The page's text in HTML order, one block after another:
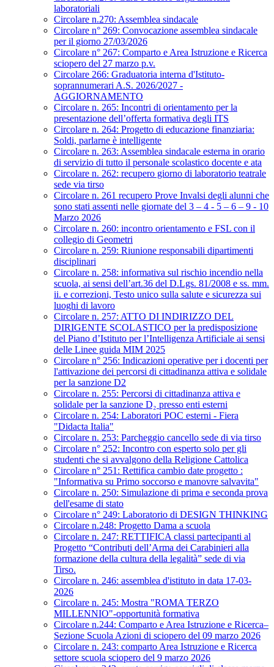
laboratoriali
Circolare n.270: Assemblea sindacale
Circolare n° 269: Convocazione assemblea sindacale
per il giorno 27/03/2026
Circolare n° 267: Comparto e Area Istruzione e Ricerca
sciopero del 27 marzo p.v.
Circolare 266: Graduatoria interna d'Istituto-
soprannumerari A.S. 2026/2027 -
AGGIORNAMENTO
Circolare n. 265: Incontri di orientamento per la
presentazione dell’offerta formativa degli ITS
Circolare n. 264: Progetto di educazione finanziaria:
Soldi, parlarne è intelligente
Circolare n. 263: Assemblea sindacale esterna in orario
di servizio di tutto il personale scolastico docente e ata
Circolare n. 262: recupero giorno di laboratorio teatrale
sede via tirso
Circolare n. 261 recupero Prove Invalsi degli alunni che
sono stati assenti nelle giornate del 3 – 4 - 5 – 6 – 9 - 10
Marzo 2026
Circolare n. 260: incontro orientamento e FSL con il
collegio di Geometri
Circolare n. 259: Riunione responsabili dipartimenti
disciplinari
Circolare n. 258: informativa sul rischio incendio nella
scuola, ai sensi dell’art.36 del D.Lgs. 81/2008 e ss. mm.
ii. e correzioni, Testo unico sulla salute e sicurezza sui
luoghi di lavoro
Circolare n. 257: ATTO DI INDIRIZZO DEL
DIRIGENTE SCOLASTICO per la predisposizione
del Piano d’Istituto per l’Intelligenza Artificiale ai sensi
delle Linee guida MIM 2025
Circolare n° 256: Indicazioni operative per i docenti per
l'attivazione dei percorsi di cittadinanza attiva e solidale
per la sanzione D2
Circolare n. 255: Percorsi di cittadinanza attiva e
solidale per la sanzione D₂ presso enti esterni
Circolare n. 254: Laboratori POC esterni - Fiera
"Didacta Italia"
Circolare n. 253: Parcheggio cancello sede di via tirso
Circolare n° 252: Incontro con esperto solo per gli
studenti che si avvalgono della Religione Cattolica
Circolare n° 251: Rettifica cambio date progetto :
"Informativa su Primo soccorso e manovre salvavita"
Circolare n. 250: Simulazione di prima e seconda prova
dell'esame di stato
Circolare n° 249: Laboratorio di DESIGN THINKING
Circolare n.248: Progetto Dama a scuola
Circolare n. 247: RETTIFICA classi partecipanti al
Progetto “Contributi dell’Arma dei Carabinieri alla
formazione della cultura della legalità” sede di via
Tirso.
Circolare n. 246: assemblea d'istituto in data 17-03-
2026
Circolare n. 245: Mostra "ROMA TERZO
MILLENNIO"-opportunità formativa
Circolare n.244: Comparto e Area Istruzione e Ricerca–
Sezione Scuola Azioni di sciopero del 09 marzo 2026
Circolare n. 243: comparto Area Istruzione e Ricerca
settore scuola sciopero del 9 marzo 2026